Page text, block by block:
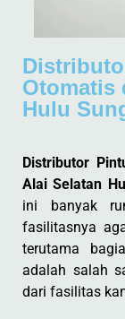
Otomatis
Hulu
Distributor
Alai Selatan
ini banyak
fasilitasnya
terutama
adalah salah
dari fasilitas